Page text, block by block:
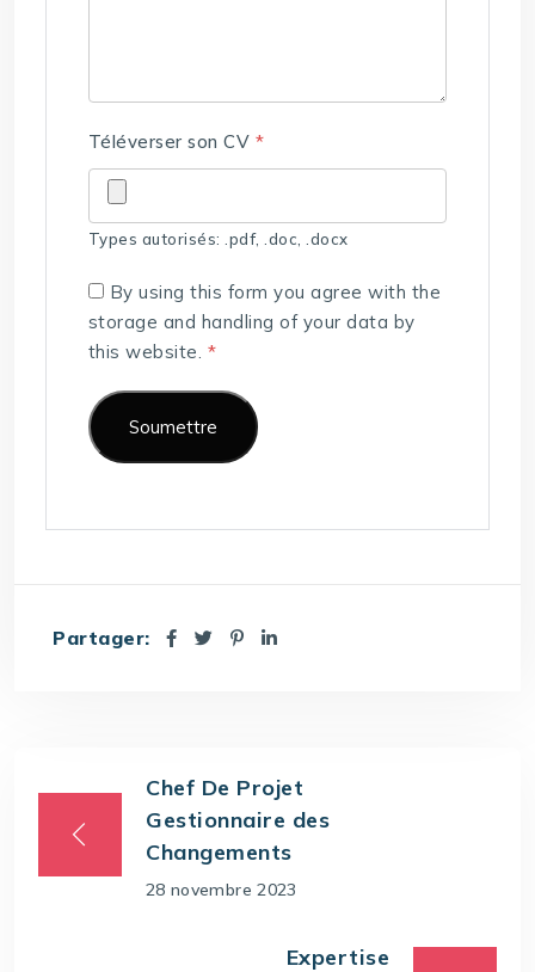
Téléverser son CV *
Types autorisés: .pdf, .doc, .docx
By using this form you agree with the
storage and handling of your data by
this website. *
Partager:
Chef De Projet
Gestionnaire des
Changements
28 novembre 2023
Expertise